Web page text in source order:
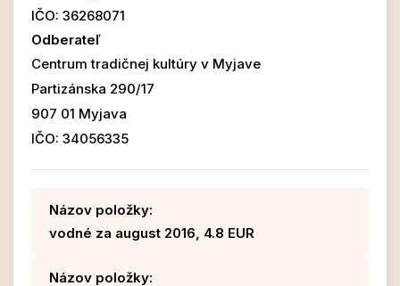
IČO: 36268071
Odberateľ
Centrum tradičnej kultúry v Myjave
Partizánska 290/17
907 01 Myjava
IČO: 34056335
Názov položky:
vodné za august 2016, 4.8 EUR
Názov položky: